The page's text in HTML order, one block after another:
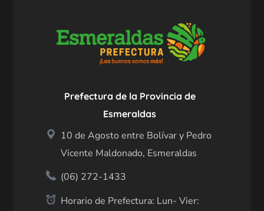
Prefectura de la Provincia de
Esmeraldas
10 de Agosto entre Bolívar y Pedro
Vicente Maldonado, Esmeraldas
(06) 272-1433
Horario de Prefectura: Lun- Vier: